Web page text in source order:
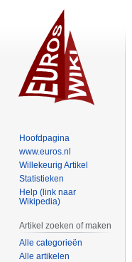
Hoofdpagina
www.euros.nl
Willekeurig Artikel
Statistieken
Help (link naar
Wikipedia)
Artikel zoeken of maken
Alle categorieën
Alle artikelen